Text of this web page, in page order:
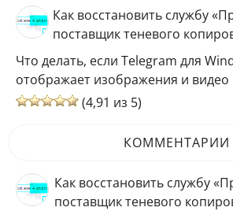
Как восстановить службу
поставщик теневого
Что делать, если Telegram для
отображает изображения и видео
(4,91 из 5)
КОММЕНТАРИИ
Как восстановить службу
поставщик теневого